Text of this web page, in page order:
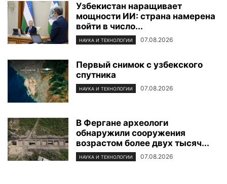
Узбекистан наращивает
мощности ИИ: страна намерена
войти в число...
НАУКА И ТЕХНОЛОГИИ 07.08.2026
Первый снимок с узбекского
спутника
НАУКА И ТЕХНОЛОГИИ 07.08.2026
В Фергане археологи
обнаружили сооружения
возрастом более двух тысяч...
НАУКА И ТЕХНОЛОГИИ 07.08.2026